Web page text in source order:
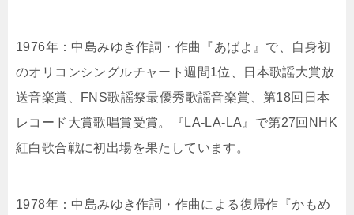
1976年：中島みゆき作詞・作曲『あばよ』で、自身初
のオリコンシングルチャート週間1位、日本歌謡大賞放
送音楽賞、FNS歌謡祭最優秀歌謡音楽賞、第18回日本
レコード大賞歌唱賞受賞。『LA-LA-LA』で第27回NHK
紅白歌合戦に初出場を果たしています。
1978年：中島みゆき作詞・作曲による復帰作『かもめ